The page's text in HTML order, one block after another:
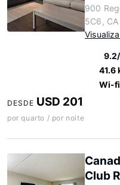
900
5C6, CA
41.6
Wi-
DESDE USD 201
por quarto / por noite
Club